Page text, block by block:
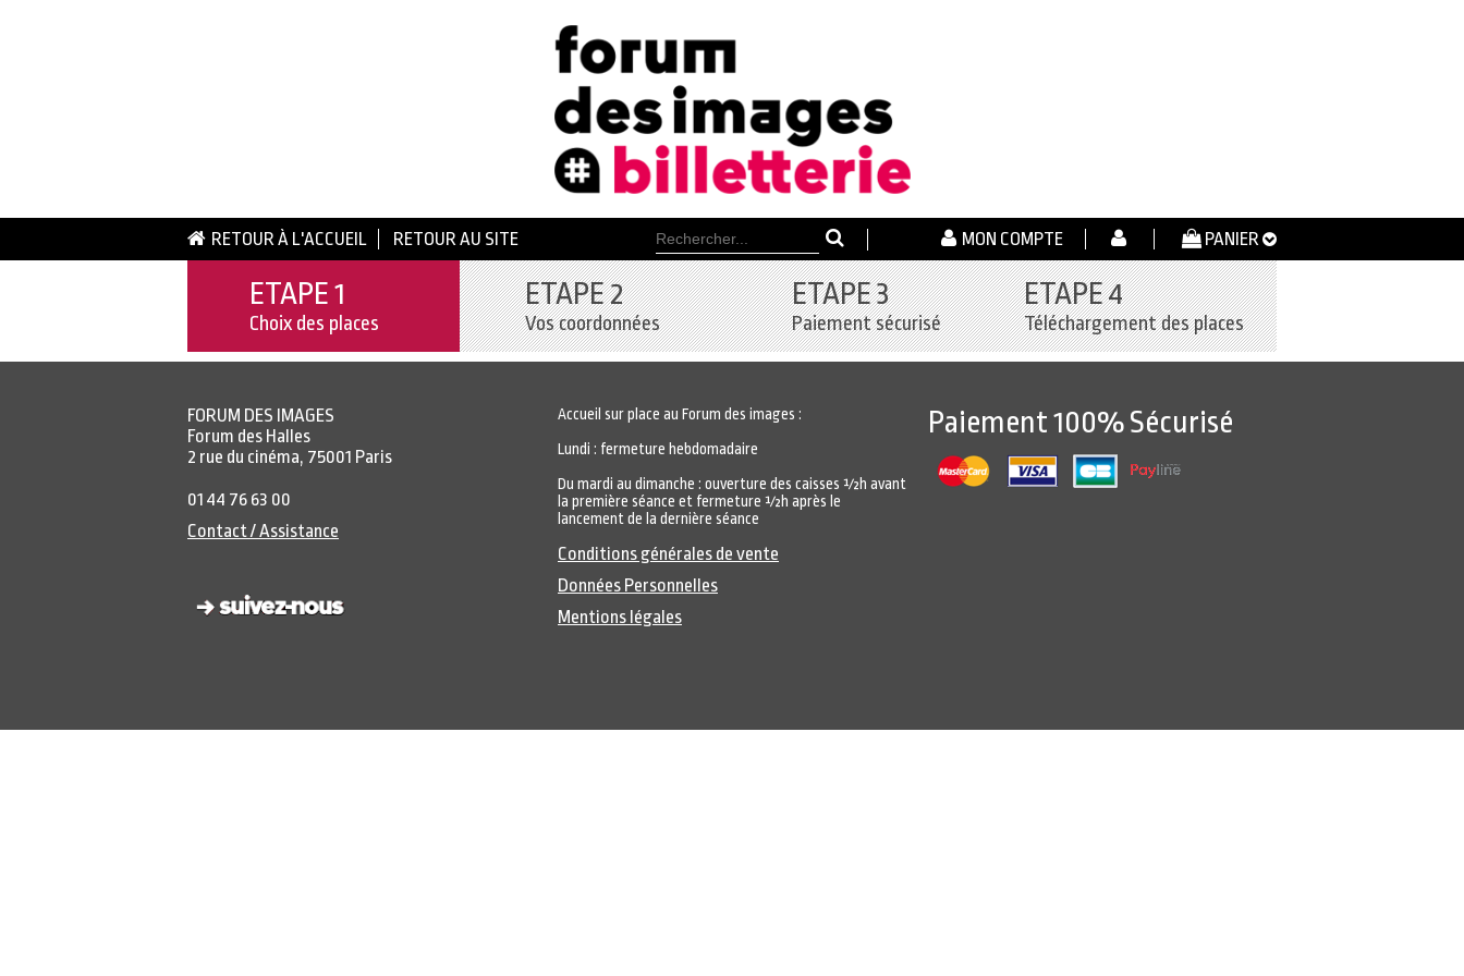
MON COMPTE PANIER
RETOUR À L'ACCUEIL RETOUR AU SITE
ETAPE 1 ETAPE 2 ETAPE 3 ETAPE 4
Choix des places Vos coordonnées Paiement sécurisé Téléchargement des places
FORUM DES IMAGES
Forum des Halles
2 rue du cinéma, 75001 Paris
01 44 76 63 00
Contact / Assistance
Accueil sur place au Forum des images :
Lundi : fermeture hebdomadaire
Du mardi au dimanche : ouverture des caisses ½h avant
la première séance et fermeture ½h après le
lancement de la dernière séance
Conditions générales de vente
Données Personnelles
Mentions légales
Paiement 100% Sécurisé